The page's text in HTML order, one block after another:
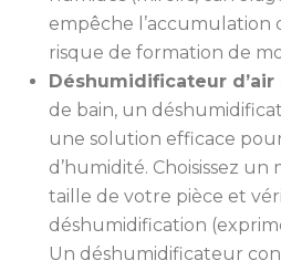
empêche l’accumulation
risque de formation de
Déshumidificateur d’air
de bain, un
une solution efficace
d’humidité. Choisissez
taille de votre pièce et
déshumidification
Un déshumidificateur